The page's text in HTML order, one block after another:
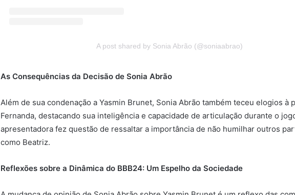
A post shared by Sonia Abrão (@soniaabrao)
As Consequências da Decisão de Sonia Abrão
Além de sua condenação a Yasmin Brunet, Sonia Abrão também teceu elogios à
Fernanda, destacando sua inteligência e capacidade de articulação durante o
apresentadora fez questão de ressaltar a importância de não humilhar outros
como Beatriz.
Reflexões sobre a Dinâmica do BBB24: Um Espelho da Sociedade